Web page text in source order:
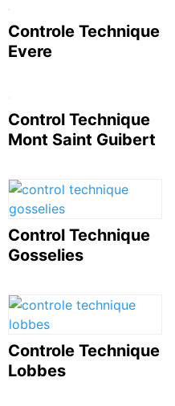
Controle Technique
Evere
Control Technique
Mont Saint Guibert
Control Technique
Gosselies
Controle Technique
Lobbes